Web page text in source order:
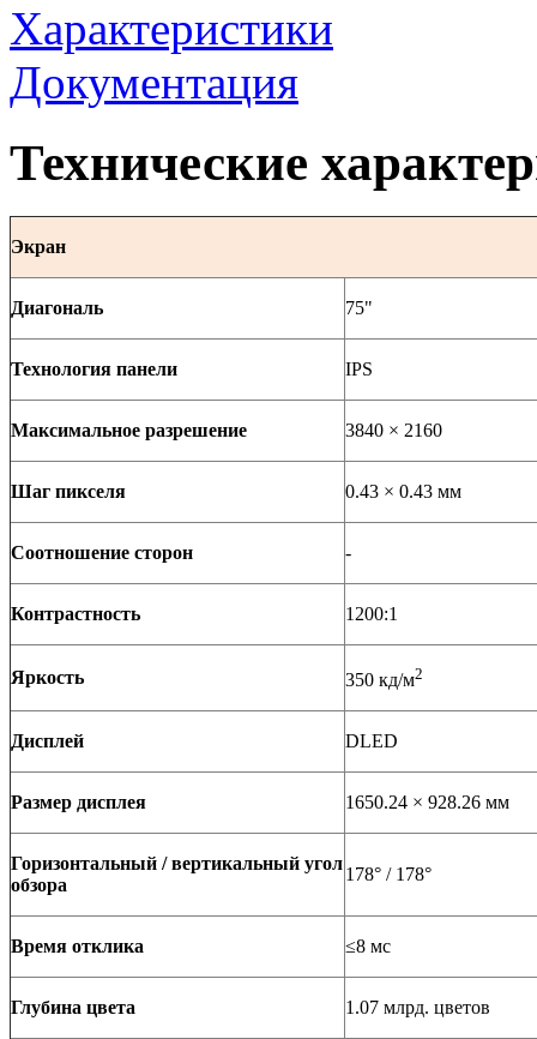
Характеристики
Документация
Технические
Экран
Диагональ 75"
Технология панели IPS
Максимальное разрешение 3840 × 2160
Шаг пикселя 0.43 × 0.43 мм
Соотношение сторон -
Контрастность 1200:1
Яркость 350 кд/м2
Дисплей DLED
Размер дисплея 1650.24 × 928.26 мм
Горизонтальный / вертикальный угол
обзора
178° / 178°
Время отклика ≤8 мс
Глубина цвета 1.07 млрд. цветов